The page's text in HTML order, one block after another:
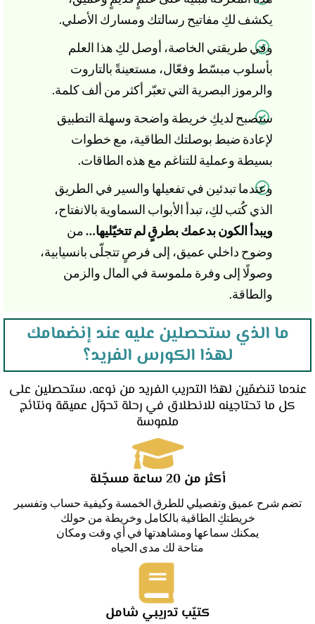
يكشف لكِ مفاتيح رسالتك ومسارك الأصلي.
وفي طريقتي الخاصة، أوصل لكِ هذا العلم
بأسلوب مبسّط وفعّال، مستعينةً بالتاروت
والرموز البصرية التي تعبّر أكثر من ألف كلمة.
ستصبح لديكِ خريطة واضحة وسهلة التطبيق
لإعادة ضبط بوصلتك الطاقية، مع خطوات
بسيطة وعملية للتناغم مع هذه الطاقات.
وعندما تبدئين في تفعيلها والسير في الطريق
الذي كُتب لكِ، تبدأ الأبواب السماوية بالانفتاح،
ويبدأ الكون بدعمك بطرقٍ لم تتخيّليها…من
وضوح داخلي عميق، إلى فرصٍ تتجلّى بانسيابية،
وصولًا إلى وفرة ملموسة في المال والزمن
والطاقة.
ما الذي ستحصلين عليه عند إنضمامك
لهذا الكورس الفريد؟
عندما تنضمّين لهذا التدريب الفريد من نوعه، ستحصلين على
كل ما تحتاجينه للانطلاق في رحلة تحوّل عميقة ونتائج
ملموسة
أكثر من 20 ساعة مسجّلة
تضم شرح عميق وتفصيلي للطرق الخمسة وكيفية حساب وتفسير
خريطتكِ الطاقية بالكامل وخريطة من حولك
يمكنك سماعها ومشاهدتها في أي وقت ومكان
متاحة لك مدى الحياه
كتيّب تدريبي شامل